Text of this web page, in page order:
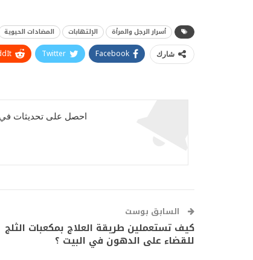
أسرار الرجل والمرأة الإلتهابات المضادات الحيوية
شارك Facebook
Twitter
احصل على تحديثات
السابق بوست
كيف تستعملين طريقة العلاج بمكعبات الثلج
للقضاء على الدهون في البيت ؟